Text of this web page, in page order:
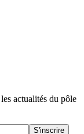
actualités du pôle
S'inscrire